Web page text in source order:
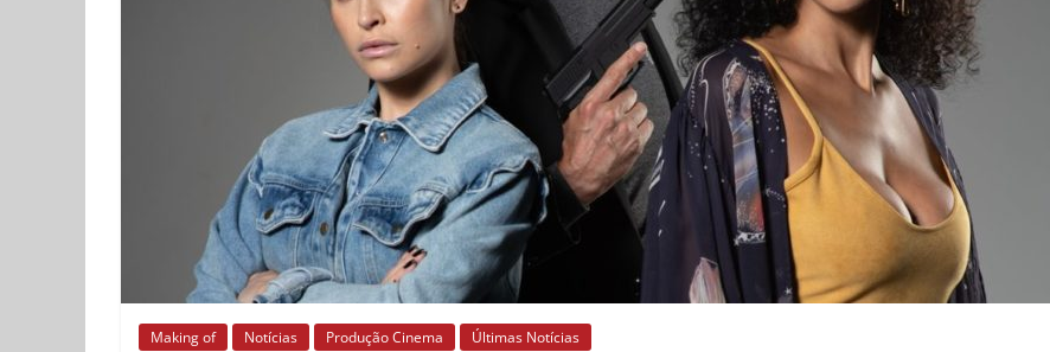
Making of Notícias Produção Cinema Últimas Notícias